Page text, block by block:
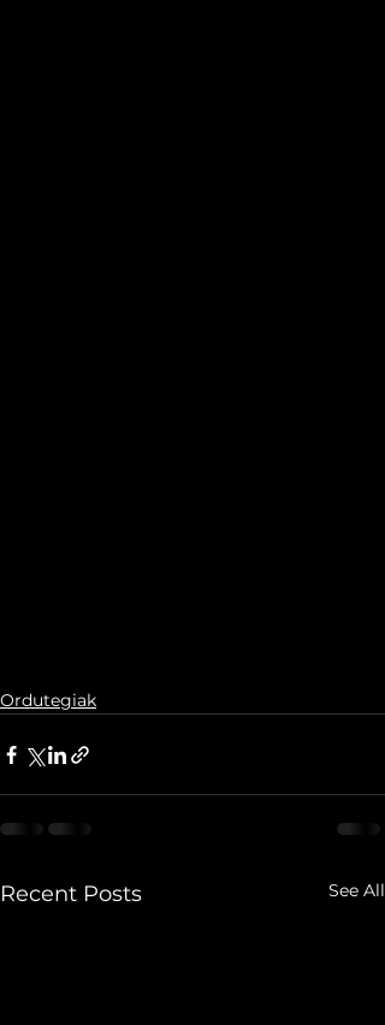
Ordutegiak
Recent Posts See All